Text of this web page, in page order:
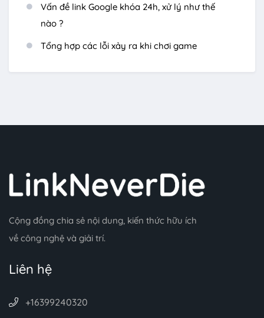
Vấn đề link Google khóa 24h, xử lý như thế
nào ?
Tổng hợp các lỗi xảy ra khi chơi game
Cộng đồng chia sẻ nội dung, kiến thức hữu ích
về công nghệ và giải trí.
Liên hệ
+16399240320